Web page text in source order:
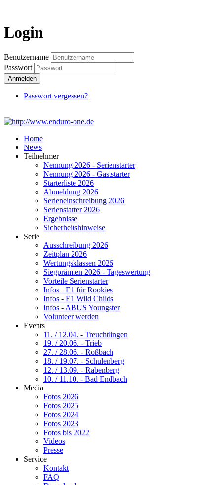
Login
Benutzername
Passwort
Anmelden
Passwort vergessen?
Home
News
Teilnehmer
Nennung 2026 - Serienstarter
Nennung 2026 - Gaststarter
Starterliste 2026
Abmeldung 2026
Serieneinschreibung 2026
Serienstarter 2026
Ergebnisse
Sicherheitshinweise
Serie
Ausschreibung 2026
Zeitplan 2026
Wertungsklassen 2026
Siegprämien 2026 - Tageswertung
Vorteile Serienstarter
Infos - E1 für Rookies
Infos - E1 Wild Childs
Infos - ABUS Youngster
Volunteer werden
Events
11. / 12.04. - Treuchtlingen
19. / 20.06. - Trieb
27. / 28.06. - Roßbach
18. / 19.07. - Schulenberg
12. / 13.09. - Rabenberg
10. / 11.10. - Bad Endbach
Media
Fotos 2026
Fotos 2025
Fotos 2024
Fotos 2023
Fotos bis 2022
Videos
Presse
Service
Kontakt
FAQ